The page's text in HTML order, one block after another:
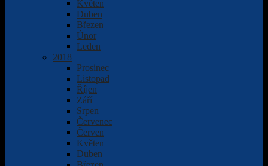
Květen
Duben
Březen
Únor
Leden
2018
Prosinec
Listopad
Říjen
Září
Srpen
Červenec
Červen
Květen
Duben